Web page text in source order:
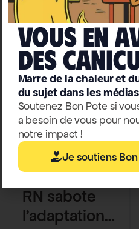
Écologie Politique
Comment le
RN sabote
l’adaptation
Vous en
deS
Marre de la chaleur et
du sujet dans les
Soutenez Bon Pote si
a besoin de vous pour
notre impact !
Je soutiens